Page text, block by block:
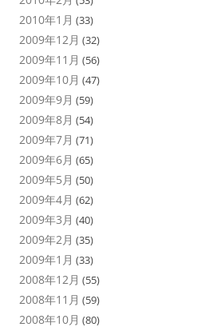
2010年1月 (33)
2009年12月 (32)
2009年11月 (56)
2009年10月 (47)
2009年9月 (59)
2009年8月 (54)
2009年7月 (71)
2009年6月 (65)
2009年5月 (50)
2009年4月 (62)
2009年3月 (40)
2009年2月 (35)
2009年1月 (33)
2008年12月 (55)
2008年11月 (59)
2008年10月 (80)